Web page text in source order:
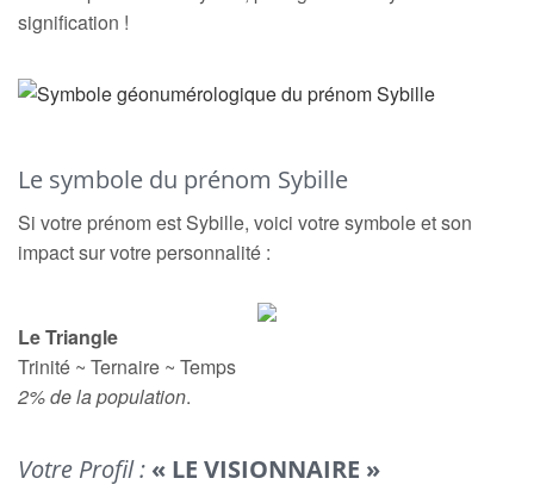
signification !
Le symbole du prénom Sybille
Si votre prénom est Sybille, voici votre symbole et son
impact sur votre personnalité :
Le Triangle
Trinité ~ Ternaire ~ Temps
2% de la population.
Votre Profil : « LE VISIONNAIRE »